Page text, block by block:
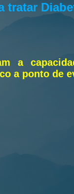
tratar
a
a ponto de